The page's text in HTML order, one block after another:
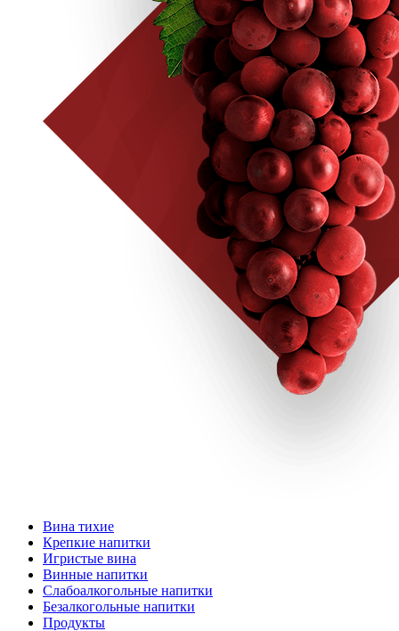
Вина тихие
Крепкие напитки
Игристые вина
Винные напитки
Слабоалкогольные напитки
Безалкогольные напитки
Продукты